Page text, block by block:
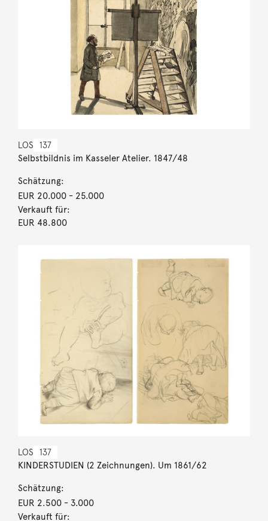
LOS 137
Selbstbildnis im Kasseler Atelier. 1847/48
Schätzung:
EUR 20.000- 25.000
Verkauft für:
EUR 48.800
LOS 137
KINDERSTUDIEN (2 Zeichnungen). Um 1861/62
Schätzung:
EUR 2.500- 3.000
Verkauft für: